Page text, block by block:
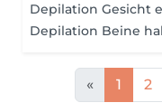
Depilation Gesicht
Depilation Beine
« 1 2